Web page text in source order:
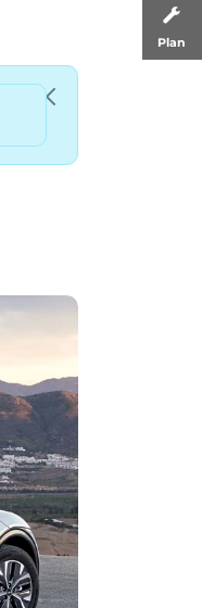
Plan
Close